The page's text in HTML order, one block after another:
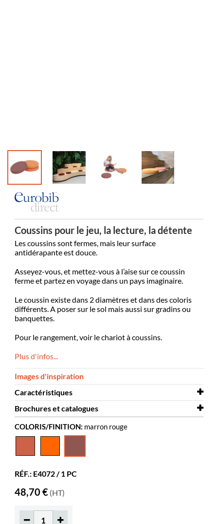
Coussins pour le jeu, la lecture, la détente
Les coussins sont fermes, mais leur surface
antidérapante est douce.
Asseyez-vous, et mettez-vous à l’aise sur ce coussin
ferme et partez en voyage dans un pays imaginaire.
Le coussin existe dans 2 diamètres et dans des coloris
différents. A poser sur le sol mais aussi sur gradins ou
banquettes.
Pour le rangement, voir le chariot à coussins.
Plus d'infos...
Images d'inspiration
Caractéristiques
Hauteur
Diamètre
Couleurs des matériaux
Brochures et catalogues
Brochures et
catalogues
COLORIS/FINITION: marron rouge
RÉF.: E4072 / 1 PC
48,70 € (HT)